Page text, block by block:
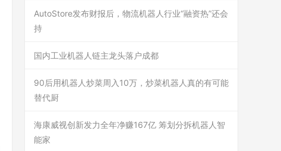
AutoStore发布财报后，物流机器人行业“融资热”还会
持
国内工业机器人链主龙头落户成都
90后用机器人炒菜周入10万，炒菜机器人真的有可能
替代厨
海康威视创新发力全年净赚167亿 筹划分拆机器人智
能家